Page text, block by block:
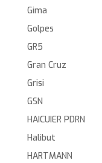
Gima
Golpes
GR5
Gran Cruz
Grisi
GSN
HAICUIER PDRN
Halibut
HARTMANN